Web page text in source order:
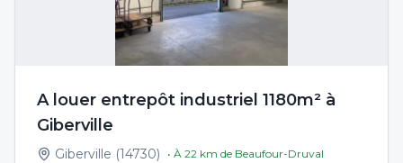
A louer entrepôt industriel 1180m² à
Giberville
Giberville (14730) • À 22 km de Beaufour-Druval